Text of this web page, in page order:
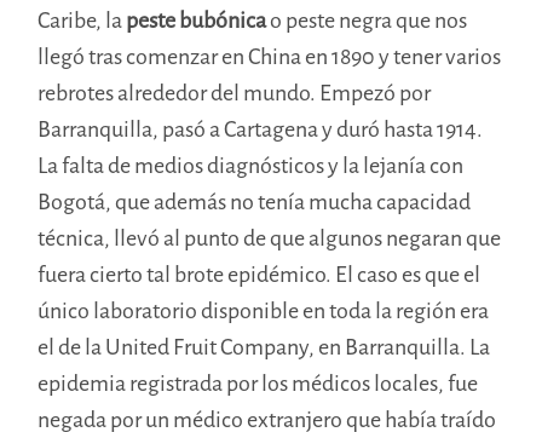
Caribe, lapeste bubónicao peste negra que nos
llegó tras comenzar en China en 1890 y tener varios
rebrotes alrededor del mundo. Empezó por
Barranquilla, pasó a Cartagena y duró hasta 1914.
La falta de medios diagnósticos y la lejanía con
Bogotá, que además no tenía mucha capacidad
técnica, llevó al punto de que algunos negaran que
fuera cierto tal brote epidémico. El caso es que el
único laboratorio disponible en toda la región era
el de la United Fruit Company, en Barranquilla. La
epidemia registrada por los médicos locales, fue
negada por un médico extranjero que había traído